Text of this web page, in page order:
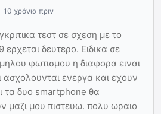
10 χρόνια πριν
τεστ σε σχεση με το
δευτερο. Ειδικα σε
φωτισμου η διαφορα ειναι
ενεργα και εχουν
τα δυο smartphone θα
μαζι μου πιστευω. πολυ ωραιο